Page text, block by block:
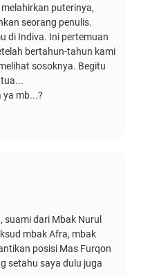
puterinya,
seorang penulis.
di Indiva. Ini pertemuan
bertahun-tahun kami
sosoknya. Begitu
mb...?
suami dari Mbak Nurul
mbak Afra, mbak
posisi Mas Furqon
setahu saya dulu juga